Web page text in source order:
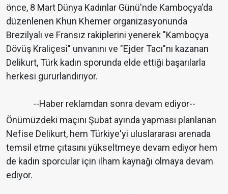
önce, 8 Mart Dünya Kadınlar Günü'nde Kamboçya'da
düzenlenen Khun Khemer organizasyonunda
Brezilyalı ve Fransız rakiplerini yenerek "Kamboçya
Dövüş Kraliçesi" unvanını ve "Ejder Tacı"nı kazanan
Delikurt, Türk kadın sporunda elde ettiği başarılarla
herkesi gururlandırıyor.
--Haber reklamdan sonra devam ediyor--
Önümüzdeki maçını Şubat ayında yapması planlanan
Nefise Delikurt, hem Türkiye'yi uluslararası arenada
temsil etme çıtasını yükseltmeye devam ediyor hem
de kadın sporcular için ilham kaynağı olmaya devam
ediyor.